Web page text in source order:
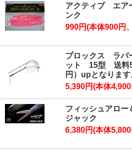
アクティブ エ
ンク
990円(本体900円
プロックス ラバ
ット 15型 送料
円）upとなります
5,390円(本体
フィッシュアロー
ジャック
6,380円(本体